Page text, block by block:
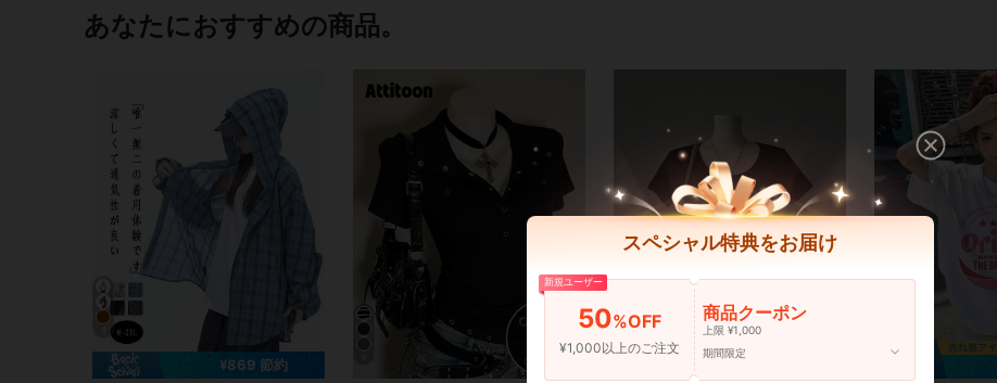
あなたにおすすめの商品。
¥869 節約 8
スペシャル特典をお届け
新規ユーザー
50%OFF
¥1,000以上のご注文
商品クーポン
上限 ¥1,000
期間限定